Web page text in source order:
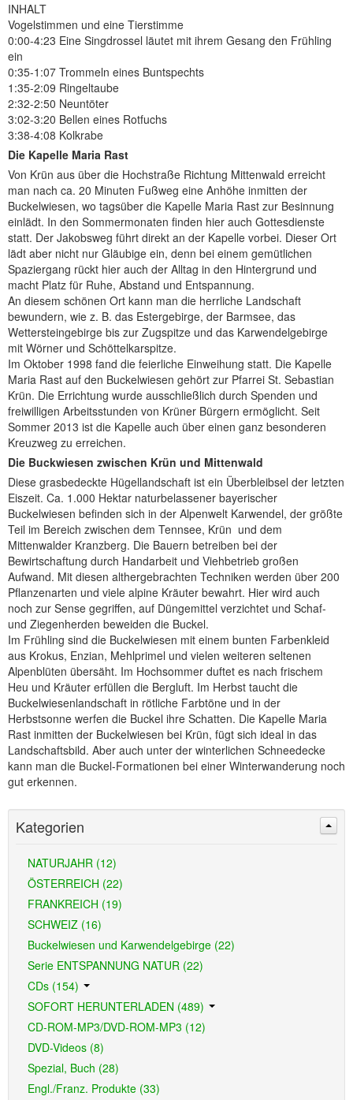
INHALT
Vogelstimmen und eine Tierstimme
0:00-4:23 Eine Singdrossel läutet mit ihrem Gesang den Frühling
ein
0:35-1:07 Trommeln eines Buntspechts
1:35-2:09 Ringeltaube
2:32-2:50 Neuntöter
3:02-3:20 Bellen eines Rotfuchs
3:38-4:08 Kolkrabe
Die Kapelle Maria Rast
Von Krün aus über die Hochstraße Richtung Mittenwald erreicht
man nach ca. 20 Minuten Fußweg eine Anhöhe inmitten der
Buckelwiesen, wo tagsüber die Kapelle Maria Rast zur Besinnung
einlädt. In den Sommermonaten finden hier auch Gottesdienste
statt. Der Jakobsweg führt direkt an der Kapelle vorbei. Dieser Ort
lädt aber nicht nur Gläubige ein, denn bei einem gemütlichen
Spaziergang rückt hier auch der Alltag in den Hintergrund und
macht Platz für Ruhe, Abstand und Entspannung.
An diesem schönen Ort kann man die herrliche Landschaft
bewundern, wie z. B. das Estergebirge, der Barmsee, das
Wettersteingebirge bis zur Zugspitze und das Karwendelgebirge
mit Wörner und Schöttelkarspitze.
Im Oktober 1998 fand die feierliche Einweihung statt. Die Kapelle
Maria Rast auf den Buckelwiesen gehört zur Pfarrei St. Sebastian
Krün. Die Errichtung wurde ausschließlich durch Spenden und
freiwilligen Arbeitsstunden von Krüner Bürgern ermöglicht. Seit
Sommer 2013 ist die Kapelle auch über einen ganz besonderen
Kreuzweg zu erreichen.
Die Buckwiesen zwischen Krün und Mittenwald
Diese grasbedeckte Hügellandschaft ist ein Überbleibsel der letzten
Eiszeit. Ca. 1.000 Hektar naturbelassener bayerischer
Buckelwiesen befinden sich in der Alpenwelt Karwendel, der größte
Teil im Bereich zwischen dem Tennsee, Krün und dem
Mittenwalder Kranzberg. Die Bauern betreiben bei der
Bewirtschaftung durch Handarbeit und Viehbetrieb großen
Aufwand. Mit diesen althergebrachten Techniken werden über 200
Pflanzenarten und viele alpine Kräuter bewahrt. Hier wird auch
noch zur Sense gegriffen, auf Düngemittel verzichtet und Schaf-
und Ziegenherden beweiden die Buckel.
Im Frühling sind die Buckelwiesen mit einem bunten Farbenkleid
aus Krokus, Enzian, Mehlprimel und vielen weiteren seltenen
Alpenblüten übersäht. Im Hochsommer duftet es nach frischem
Heu und Kräuter erfüllen die Bergluft. Im Herbst taucht die
Buckelwiesenlandschaft in rötliche Farbtöne und in der
Herbstsonne werfen die Buckel ihre Schatten. Die Kapelle Maria
Rast inmitten der Buckelwiesen bei Krün, fügt sich ideal in das
Landschaftsbild. Aber auch unter der winterlichen Schneedecke
kann man die Buckel-Formationen bei einer Winterwanderung noch
gut erkennen.
Kategorien
NATURJAHR (12)
ÖSTERREICH (22)
FRANKREICH (19)
SCHWEIZ (16)
Buckelwiesen und Karwendelgebirge (22)
Serie ENTSPANNUNG NATUR (22)
CDs (154)
SOFORT HERUNTERLADEN (489)
CD-ROM-MP3/DVD-ROM-MP3 (12)
DVD-Videos (8)
Spezial, Buch (28)
Engl./Franz. Produkte (33)